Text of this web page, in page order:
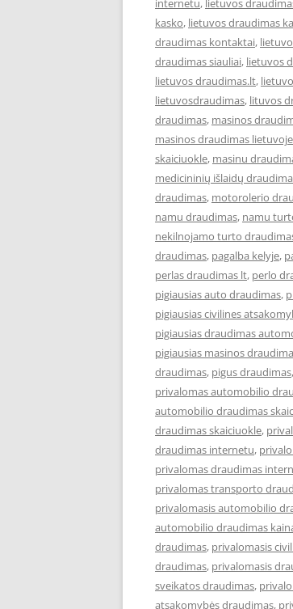
internetu, lietuvos
kasko, lietuvos draudimas
draudimas kontaktai,
draudimas siauliai, lietuvos
lietuvos draudimas.lt,
lietuvosdraudimas, lituvos
draudimas, masinos
masinos draudimas lietuvoje
skaiciuokle, masinu
medicininių išlaidų
draudimas, motorolerio
namu draudimas, namu
nekilnojamo turto
draudimas, pagalba kelyje,
perlas draudimas lt, perlo
pigiausias auto draudimas,
pigiausias civilines
pigiausias draudimas
pigiausias masinos
draudimas, pigus draudimas,
privalomas automobilio
automobilio draudimas
draudimas skaiciuokle,
draudimas internetu,
privalomas draudimas
privalomas transporto
privalomasis automobilio
automobilio draudimas
draudimas, privalomasis
draudimas, privalomasis
sveikatos draudimas,
atsakomybės draudimas,